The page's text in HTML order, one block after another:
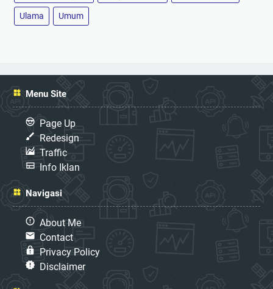
Ulama Umum
Menu Site
Page Up
Redesign
Traffic
Info Iklan
Navigasi
About Me
Contact
Privacy Policy
Disclaimer